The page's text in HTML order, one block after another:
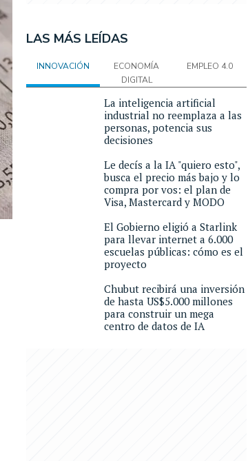
LAS MÁS LEÍDAS
INNOVACIÓN
ECONOMÍA
DIGITAL
EMPLEO 4.0
La inteligencia artificial
industrial no reemplaza a las
personas, potencia sus
decisiones
Le decís a la IA "quiero esto",
busca el precio más bajo y lo
compra por vos: el plan de
Visa, Mastercard y MODO
El Gobierno eligió a Starlink
para llevar internet a 6.000
escuelas públicas: cómo es el
proyecto
Chubut recibirá una inversión
de hasta US$5.000 millones
para construir un mega
centro de datos de IA